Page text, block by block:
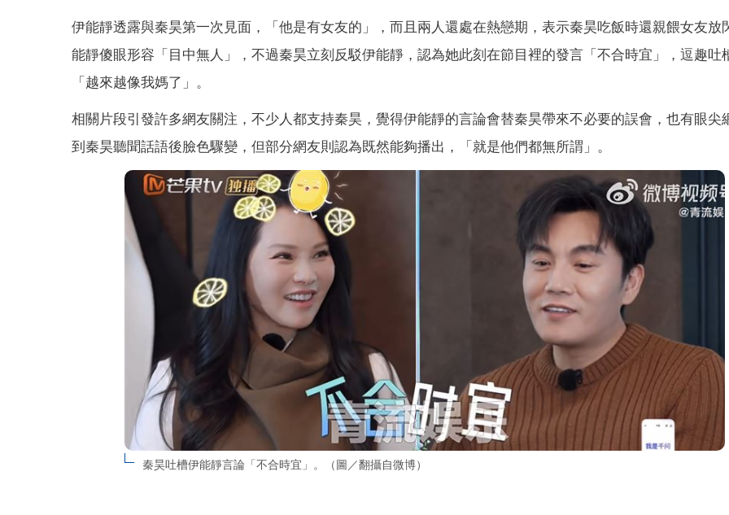
伊能靜透露與秦昊第一次見面，「他是有女友的」，而且兩人還處在熱戀期，表示秦昊吃飯時還親餵女友放
能靜傻眼形容「目中無人」，不過秦昊立刻反駁伊能靜，認為她此刻在節目裡的發言「不合時宜」，逗趣吐
「越來越像我媽了」。
相關片段引發許多網友關注，不少人都支持秦昊，覺得伊能靜的言論會替秦昊帶來不必要的誤會，也有眼尖
到秦昊聽聞話語後臉色驟變，但部分網友則認為既然能夠播出，「就是他們都無所謂」。
秦昊吐槽伊能靜言論「不合時宜」。（圖／翻攝自微博）